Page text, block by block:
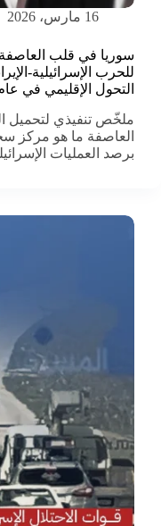
16 مارس، 2026
سوريا في قلب العاصفة:
للحرب الإسرائيلية-
التحول الإقليمي في عام
ملخّص تنفيذي لتحميل
العاصفة ما هو مركز
برصد العمليات